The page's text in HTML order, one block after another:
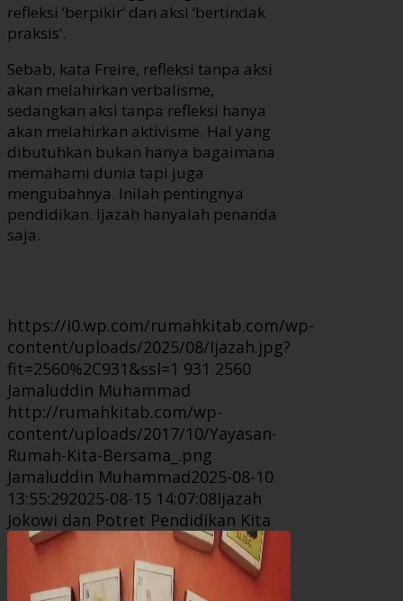
refleksi ‘berpikir’ dan aksi ‘bertindak
praksis’.
Sebab, kata Freire, refleksi tanpa aksi
akan melahirkan verbalisme,
sedangkan aksi tanpa refleksi hanya
akan melahirkan aktivisme. Hal yang
dibutuhkan bukan hanya bagaimana
memahami dunia tapi juga
mengubahnya. Inilah pentingnya
pendidikan. Ijazah hanyalah penanda
saja.
https://i0.wp.com/rumahkitab.com/wp-
content/uploads/2025/08/Ijazah.jpg?
fit=2560%2C931&ssl=1 931 2560
Jamaluddin Muhammad
http://rumahkitab.com/wp-
content/uploads/2017/10/Yayasan-
Rumah-Kita-Bersama_.png
Jamaluddin Muhammad2025-08-10
13:55:292025-08-15 14:07:08Ijazah
Jokowi dan Potret Pendidikan Kita